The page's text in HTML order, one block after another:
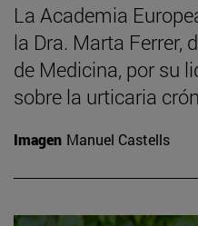
La Academia
la Dra. Marta Ferrer,
de Medicina, por su
sobre la urticaria
Imagen Manuel Castells